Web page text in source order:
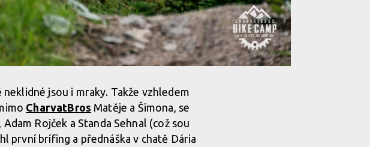
jsou i mraky. Takže vzhledem
CharvatBros Matěje a Šimona, se
Rojček a Standa Sehnal (což sou
první brífing a přednáška v chatě Dária